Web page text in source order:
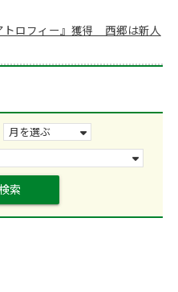
トロフィー』獲得 西郷は新人
索